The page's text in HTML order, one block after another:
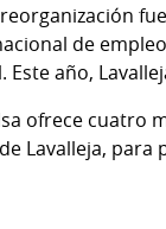
de
Este año,
ofrece cuatro
Lavalleja,